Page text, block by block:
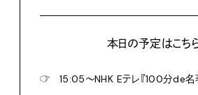
本日の予定はこちら
☞
15:05〜NHK Eテレ『100分de名